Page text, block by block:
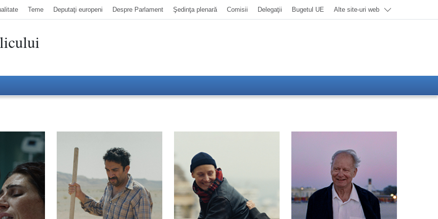
Teme Deputaţi europeni Despre Parlament Şedinţa plenară Comisii Delegaţii Bugetul UE Alte site-uri web